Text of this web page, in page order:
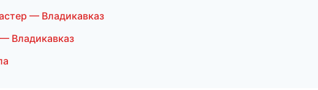
— Владикавказ
Владикавказ